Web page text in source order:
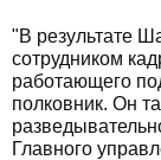
"В результате
сотрудником
работающего
полковник. Он
Главного